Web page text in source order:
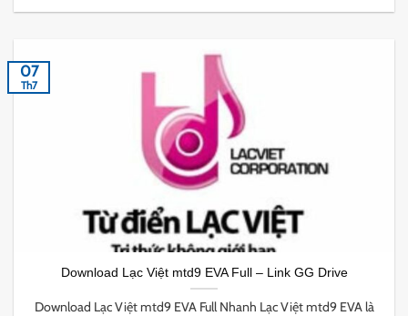
Download Lạc Việt mtd9 EVA Full – Link GG Drive
Download Lạc Việt mtd9 EVA Full Nhanh Lạc Việt mtd9 EVA là
07
Th7